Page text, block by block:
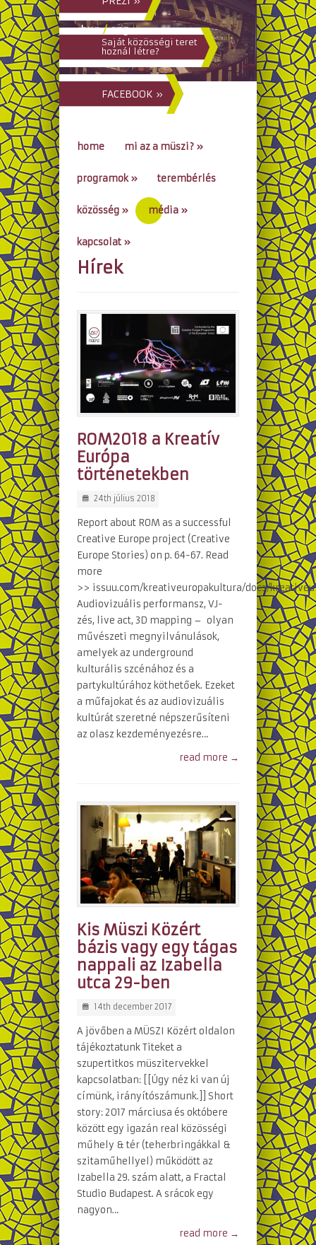
hun/eng
Saját közösségi teret
hoznál létre?
FACEBOOK »
home mi az a müszi? »
programok» terembérlés
közösség » média »
kapcsolat »
go to...
Hírek
ROM2018 a Kreatív
Európa
történetekben
24th július 2018
Report about ROM as a successful
Creative Europe project (Creative
Europe Stories) on p. 64-67. Read
more
>> issuu.com/kreativeuropakultura/docs/
Audiovizuális performansz, VJ-
zés, live act, 3D mapping – olyan
művészeti megnyilvánulások,
amelyek az underground
kulturális szcénához és a
partykultúrához köthetőek. Ezeket
a műfajokat és az audiovizuális
kultúrát szeretné népszerűsíteni
az olasz kezdeményezésre…
read more →
Kis Müszi Közért
bázis vagy egy tágas
nappali az Izabella
utca 29-ben
14th december 2017
A jövőben a MÜSZI Közért oldalon
tájékoztatunk Titeket a
szupertitkos müszitervekkel
kapcsolatban: [[Úgy néz ki van új
címünk, irányítószámunk.]] Short
story: 2017 márciusa és októbere
között egy igazán real közösségi
műhely & tér (teherbringákkal &
szitaműhellyel) működött az
Izabella 29. szám alatt, a Fractal
Studio Budapest. A srácok egy
nagyon…
read more →